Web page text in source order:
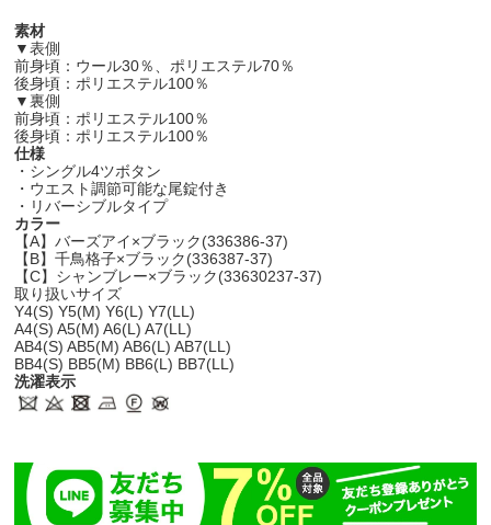
素材
▼表側
前身頃：ウール30％、ポリエステル70％
後身頃：ポリエステル100％
▼裏側
前身頃：ポリエステル100％
後身頃：ポリエステル100％
仕様
・シングル4ツボタン
・ウエスト調節可能な尾錠付き
・リバーシブルタイプ
カラー
【A】バーズアイ×ブラック(336386-37)
【B】千鳥格子×ブラック(336387-37)
【C】シャンブレー×ブラック(33630237-37)
取り扱いサイズ
Y4(S) Y5(M) Y6(L) Y7(LL)
A4(S) A5(M) A6(L) A7(LL)
AB4(S) AB5(M) AB6(L) AB7(LL)
BB4(S) BB5(M) BB6(L) BB7(LL)
洗濯表示